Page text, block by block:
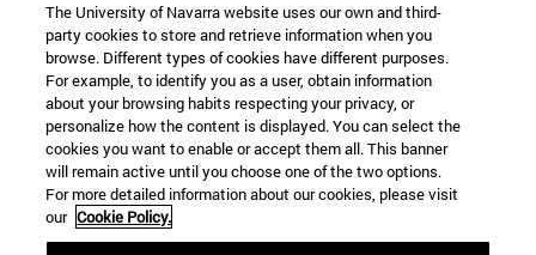
The University of Navarra website uses our own and third-
party cookies to store and retrieve information when you
browse. Different types of cookies have different purposes.
For example, to identify you as a user, obtain information
about your browsing habits respecting your privacy, or
personalize how the content is displayed. You can select the
cookies you want to enable or accept them all. This banner
will remain active until you choose one of the two options.
For more detailed information about our cookies, please visit
our Cookie Policy.